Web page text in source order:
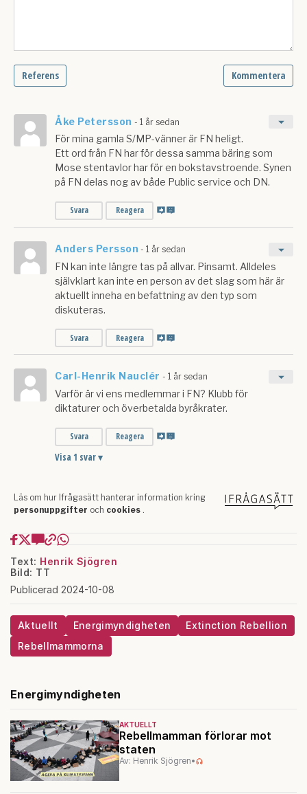
Text: Henrik Sjögren
Bild: TT
Publicerad 2024-10-08
Aktuellt Energimyndigheten
Extinction Rebellion
Rebellmammorna
Energimyndigheten
AKTUELLT
Rebellmamman förlorar mot
staten
Av: Henrik Sjögren•